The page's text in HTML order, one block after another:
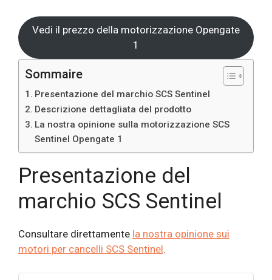
Vedi il prezzo della motorizzazione Opengate
1
Sommaire
Presentazione del marchio SCS Sentinel
Descrizione dettagliata del prodotto
La nostra opinione sulla motorizzazione SCS
Sentinel Opengate 1
Presentazione del
marchio SCS Sentinel
Consultare direttamente la nostra opinione sui
motori per cancelli SCS Sentinel.